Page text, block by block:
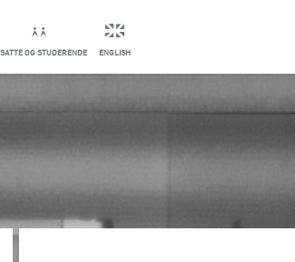
OG STUDERENDE ENGLISH